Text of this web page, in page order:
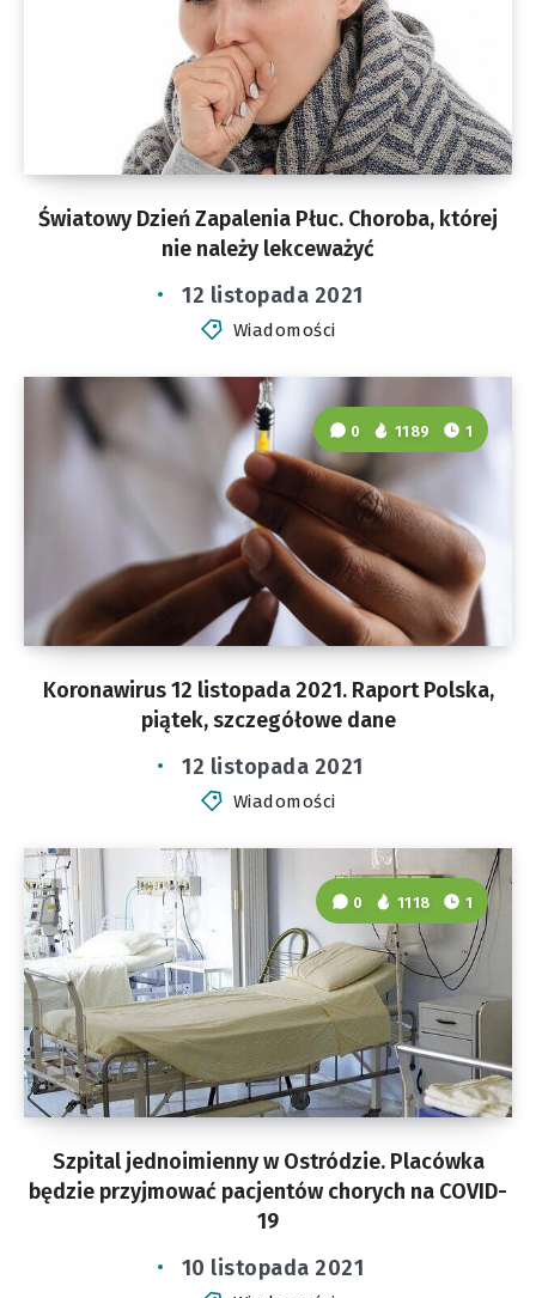
Światowy Dzień Zapalenia Płuc. Choroba, której
nie należy lekceważyć
12 listopada 2021
Wiadomości
Koronawirus 12 listopada 2021. Raport Polska,
piątek, szczegółowe dane
0 1189 1
12 listopada 2021
Wiadomości
Szpital jednoimienny w Ostródzie. Placówka
będzie przyjmować pacjentów chorych na COVID-
19
0 1118 1
10 listopada 2021